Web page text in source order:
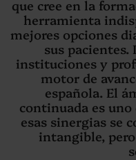
que cree en la
herramienta
mejores opciones
sus pacientes.
instituciones y
motor de
española. El
continuada es uno
esas sinergias se
intangible,